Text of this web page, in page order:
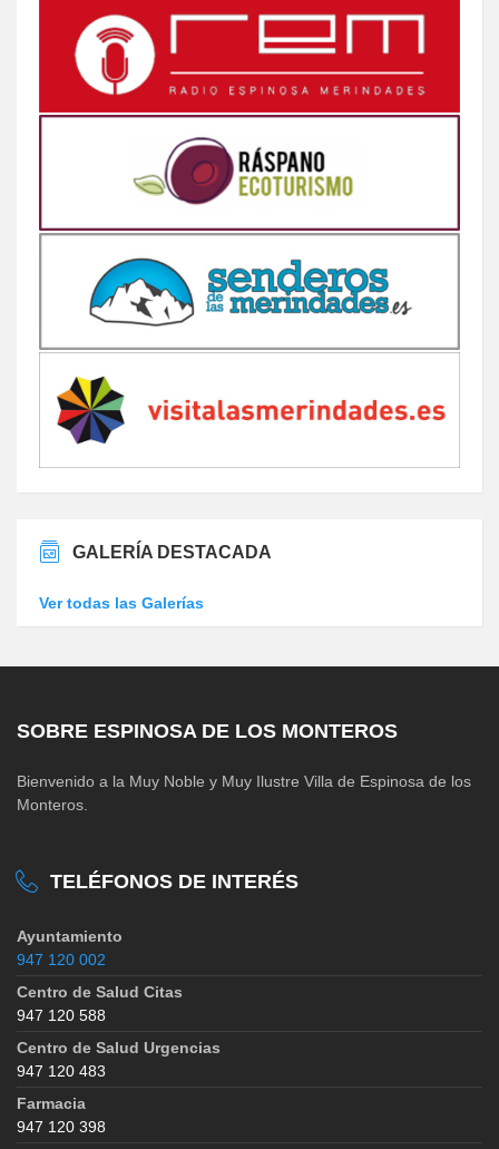
GALERÍA DESTACADA
Ver todas las Galerías
SOBRE ESPINOSA DE LOS MONTEROS
Bienvenido a la Muy Noble y Muy Ilustre Villa de Espinosa de los
Monteros.
TELÉFONOS DE INTERÉS
Ayuntamiento
947 120 002
Centro de Salud Citas
947 120 588
Centro de Salud Urgencias
947 120 483
Farmacia
947 120 398